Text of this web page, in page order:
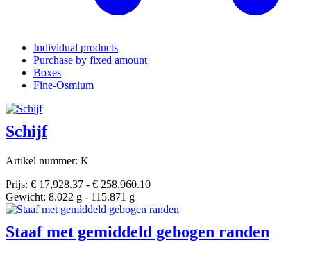
Individual products
Purchase by fixed amount
Boxes
Fine-Osmium
Schijf
Artikel nummer: K
Prijs: € 17,928.37 - € 258,960.10
Gewicht: 8.022 g - 115.871 g
Staaf met gemiddeld gebogen randen